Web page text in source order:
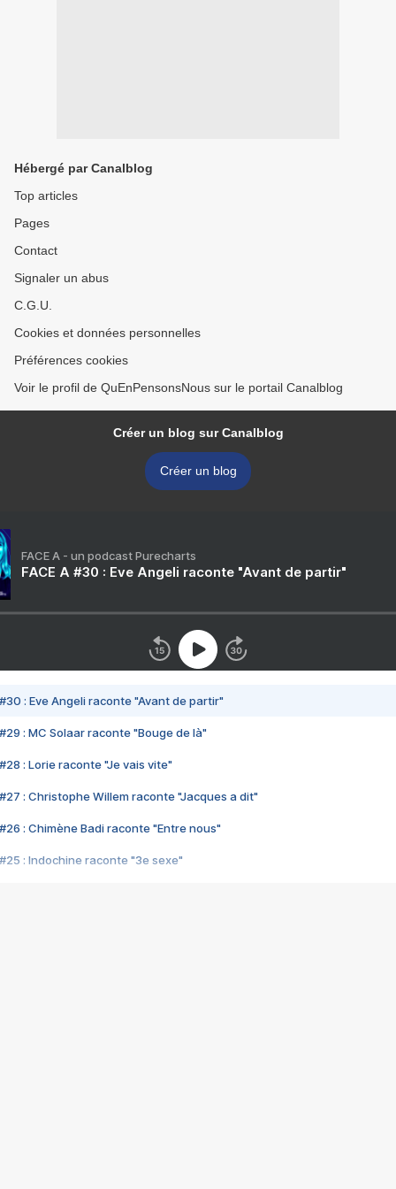
Hébergé par Canalblog
Top articles
Pages
Contact
Signaler un abus
C.G.U.
Cookies et données personnelles
Préférences cookies
Voir le profil de QuEnPensonsNous sur le portail Canalblog
Créer un blog sur Canalblog
Créer un blog
FACE A - un podcast Purecharts
FACE A #30 : Eve Angeli raconte "Avant de partir"
#30 : Eve Angeli raconte "Avant de partir"
#29 : MC Solaar raconte "Bouge de là"
#28 : Lorie raconte "Je vais vite"
#27 : Christophe Willem raconte "Jacques a dit"
#26 : Chimène Badi raconte "Entre nous"
#25 : Indochine raconte "3e sexe"